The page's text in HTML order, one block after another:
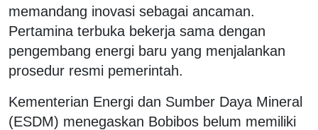
memandang inovasi sebagai ancaman.
Pertamina terbuka bekerja sama dengan
pengembang energi baru yang menjalankan
prosedur resmi pemerintah.
Kementerian Energi dan Sumber Daya Mineral
(ESDM) menegaskan Bobibos belum memiliki